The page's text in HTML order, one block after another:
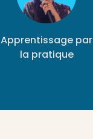
Apprentissage par
la pratique